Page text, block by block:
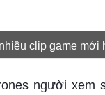
clip game mới
người